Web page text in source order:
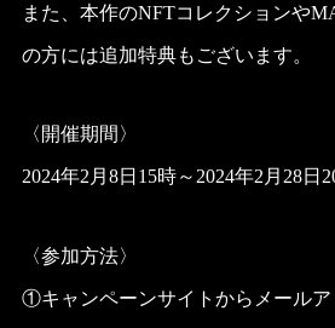
また、本作のNFTコレクションや
の方には追加特典もございます。
〈開催期間〉
2024年2月8日15時～2024年2月28日
〈参加方法〉
①キャンペーンサイトからメールア